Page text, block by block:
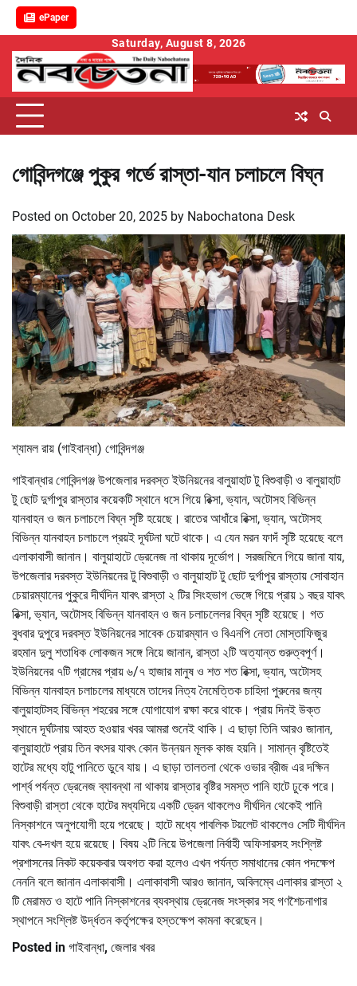
ePaper
content
Saturday, August 8, 2026
গোবিন্দগঞ্জে পুকুর গর্ভে রাস্তা-যান চলাচলে বিঘ্ন
Posted on October 20, 2025 by Nabochatona Desk
শ্যামল রায় (গাইবান্ধা) গোবিন্দগঞ্জ
গাইবান্ধার গোবিন্দগঞ্জ উপজেলার দরবস্ত ইউনিয়নের বালুয়াহাট টু বিশুবাড়ী ও বালুয়াহাট
টু ছোট দুর্গাপুর রাস্তার কয়েকটি স্থানে ধসে গিয়ে রিক্সা, ভ্যান, অটোসহ বিভিন্ন
যানবাহন ও জন চলাচলে বিঘ্ন সৃষ্টি হয়েছে। রাতের আধাঁরে রিক্সা, ভ্যান, অটোসহ
বিভিন্ন যানবাহন চলাচলে প্রয়ই দূর্ঘটনা ঘটে থাকে। এ যেন মরন ফাদঁ সৃষ্টি হয়েছে বলে
এলাকাবাসী জানান। বালুয়াহাটে ড্রেনেজ না থাকায় দূর্ভোগ। সরজমিনে গিয়ে জানা যায়,
উপজেলার দরবস্ত ইউনিয়নের টু বিশুবাড়ী ও বালুয়াহাট টু ছোট দুর্গাপুর রাস্তায় সোবাহান
চেয়ারম্যানের পুকুরে দীর্ঘদিন যাবৎ রাস্তা ২ টির সিংহভাগ ভেঙ্গে গিয়ে প্রায় ১ বছর যাবৎ
রিক্সা, ভ্যান, অটোসহ বিভিন্ন যানবাহন ও জন চলাচলেলর বিঘ্ন সৃষ্টি হয়েছে। গত
বুধবার দুপুরে দরবস্ত ইউনিয়নের সাবেক চেয়ারম্যান ও বিএনপি নেতা মোস্তাফিজুর
রহমান দুলু শতাধিক লোকজন সঙ্গে নিয়ে জানান, রাস্তা ২টি অত্যান্ত গুরুত্বপূর্ণ।
ইউনিয়নের ৭টি গ্রামের প্রায় ৬/৭ হাজার মানুষ ও শত শত রিক্সা, ভ্যান, অটোসহ
বিভিন্ন যানবাহন চলাচলের মাধ্যমে তাদের নিত্য নৈমেত্তিক চাহিদা পুরুনের জন্য
বালুয়াহাটসহ বিভিন্ন শহরের সঙ্গে যোগাযোগ রক্ষা করে থাকে। প্রায় দিনই উক্ত
স্থানে দূর্ঘটনায় আহত হওয়ার খবর আমরা শুনেই থাকি। এ ছাড়া তিনি আরও জানান,
বালুয়াহাটে প্রায় তিন বৎসর যাবৎ কোন উন্নয়ন মূলক কাজ হয়নি। সামান্ন বৃষ্টিতেই
হাটের মধ্যে হাটু পানিতে ডুবে যায়। এ ছাড়া তালতলা থেকে ওভার ব্রীজ এর দক্ষিন
পার্শ্ব পর্যন্ত ড্রেনেজ ব্যাবন্থা না থাকায় রাস্তার বৃষ্টির সমস্ত পানি হাটে ঢুকে পরে।
বিশুবাড়ী রাস্তা থেকে হাটের মধ্যদিয়ে একটি ড্রেন থাকলেও দীর্ঘদিন থেকেই পানি
নিস্কাশনে অনুপযোগী হয়ে পরেছে। হাটে মধ্যে পাবলিক টয়লেট থাকলেও সেটি দীর্ঘদিন
যাবৎ বে-দখল হয়ে রয়েছে। বিষয় ২টি নিয়ে উপজেলা নির্বাহী অফিসারসহ সংশ্লিষ্ট
প্রশাসনের নিকট কয়েকবার অবগত করা হলেও এখন পর্যন্ত সমাধানের কোন পদক্ষেপ
নেননি বলে জানান এলাকাবাসী। এলাকাবাসী আরও জানান, অবিলম্বে এলাকার রাস্তা ২
টি মেরামত ও হাটে পানি নিস্কাশনের ব্যবস্থায় ড্রেনেজ সংস্কার সহ গণশৈচনাগার
স্থাপনে সংশ্লিষ্ট উর্দ্ধতন কর্তৃপক্ষের হস্তক্ষেপ কামনা করেছেন।
Posted in গাইবান্ধা, জেলার খবর